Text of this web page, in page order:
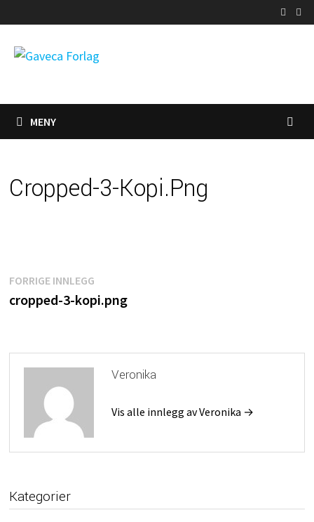
til
innhold
MENY
Cropped-3-Kopi.png
Innleggsnavigasjon
FORRIGE INNLEGG
innlegg:
cropped-3-kopi.png
Veronika
Vis alle innlegg av Veronika →
Kategorier